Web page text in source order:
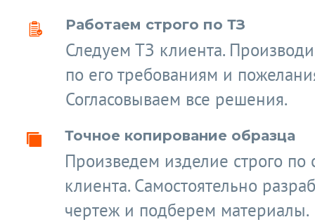
Работаем строго по ТЗ
Следуем ТЗ клиента.
по его требованиям и
Согласовываем все решения.
Точное копирование образца
Произведем изделие строго по
клиента. Самостоятельно
чертеж и подберем материалы.